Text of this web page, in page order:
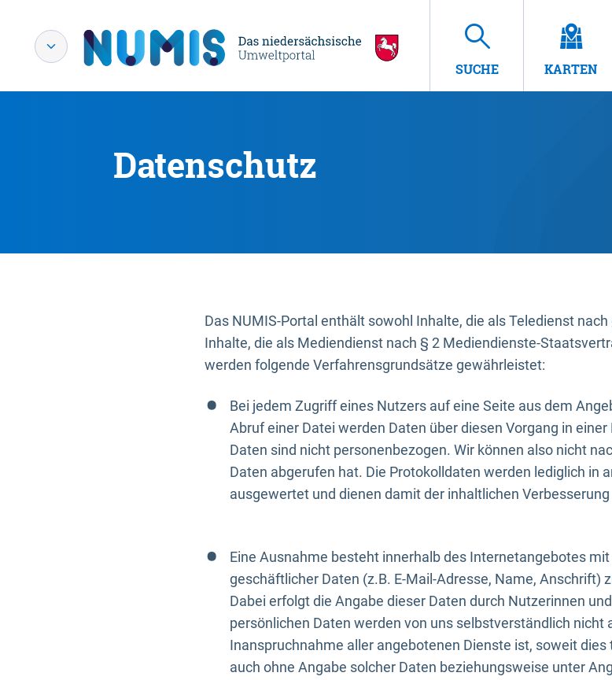
SUCHE KARTEN
Datenschutz
Das NUMIS-Portal enthält sowohl Inhalte, die als Teledienst
Inhalte, die als Mediendienst nach § 2 Mediendienste-
werden folgende Verfahrensgrundsätze gewährleistet:
Bei jedem Zugriff eines Nutzers auf eine Seite aus dem
Abruf einer Datei werden Daten über diesen Vorgang in
Daten sind nicht personenbezogen. Wir können also nicht
Daten abgerufen hat. Die Protokolldaten werden lediglich in
ausgewertet und dienen damit der inhaltlichen
Eine Ausnahme besteht innerhalb des Internetangebotes
geschäftlicher Daten (z.B. E-Mail-Adresse, Name, Anschrift)
Dabei erfolgt die Angabe dieser Daten durch Nutzerinnen
persönlichen Daten werden von uns selbstverständlich nicht
Inanspruchnahme aller angebotenen Dienste ist, soweit
auch ohne Angabe solcher Daten beziehungsweise unter